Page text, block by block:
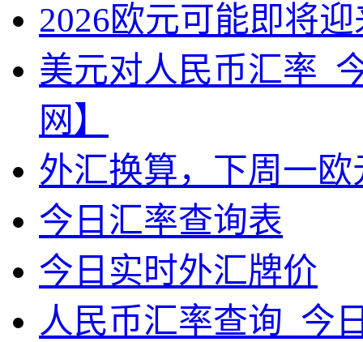
2026欧元可能即将
美元对人民币汇率_
网】
外汇换算，下周一
今日汇率查询表
今日实时外汇牌价
人民币汇率查询_今